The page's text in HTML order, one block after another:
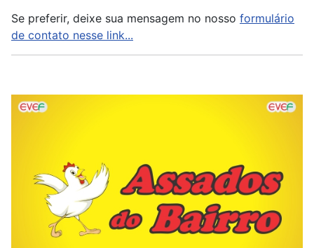
Se preferir, deixe sua mensagem no nosso formulário
de contato nesse link...